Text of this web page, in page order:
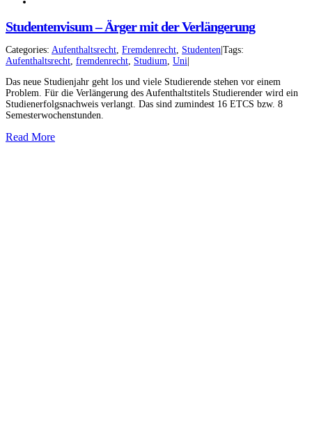
Studentenvisum – Ärger mit der Verlängerung
Categories: Aufenthaltsrecht, Fremdenrecht, Studenten Tags:
Aufenthaltsrecht, fremdenrecht, Studium, Uni
Das neue Studienjahr geht los und viele Studierende stehen vor einem
Problem. Für die Verlängerung des Aufenthaltstitels Studierender wird ein
Studienerfolgsnachweis verlangt. Das sind zumindest 16 ETCS bzw. 8
Semesterwochenstunden.
Read More